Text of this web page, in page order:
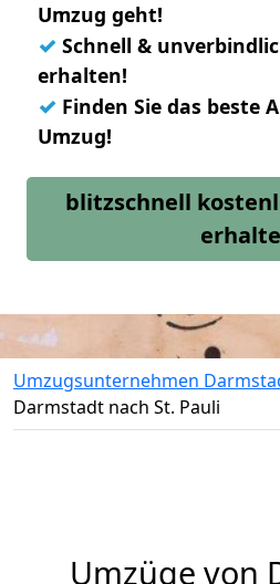
Umzug geht!
✓ Schnell &
erhalten!
✓ Finden Sie das beste
Umzug!
blitzschnell
Umzugsunternehmen
Darmstadt nach St. Pauli
Umzüge von